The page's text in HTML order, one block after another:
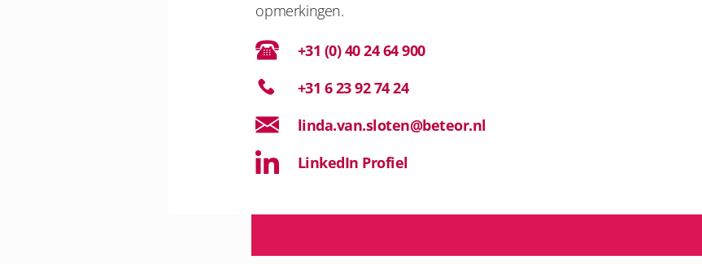
opmerkingen.
+31 (0) 40 24 64 900
+31 6 23 92 74 24
linda.van.sloten@beteor.nl
LinkedIn Profiel